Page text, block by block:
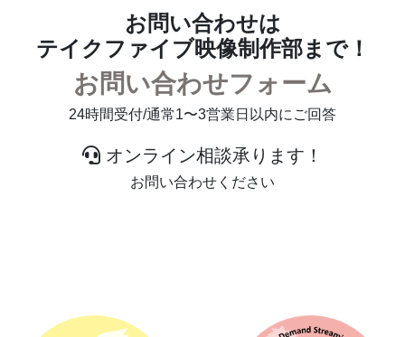
お問い合わせは
テイクファイブ映像制作部まで！
お問い合わせフォーム
24時間受付/通常1〜3営業日以内にご回答
オンライン相談承ります！
お問い合わせください